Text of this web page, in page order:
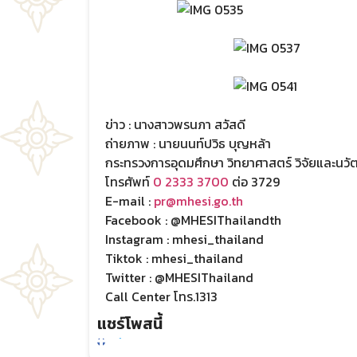
ข่าว : นางสาวพรนภา สวัสดี
ถ่ายภาพ : นายนนท์ปวิธ บุญหล้า
กระทรวงการอุดมศึกษา วิทยาศาสตร์ วิจัยและนวั
โทรศัพท์ 0 2333 3700 ต่อ 3729
E-mail : pr@mhesi.go.th
Facebook : @MHESIThailandth
Instagram : mhesi_thailand
Tiktok : mhesi_thailand
Twitter : @MHESIThailand
Call Center โทร.1313
แชร์โพสนี้